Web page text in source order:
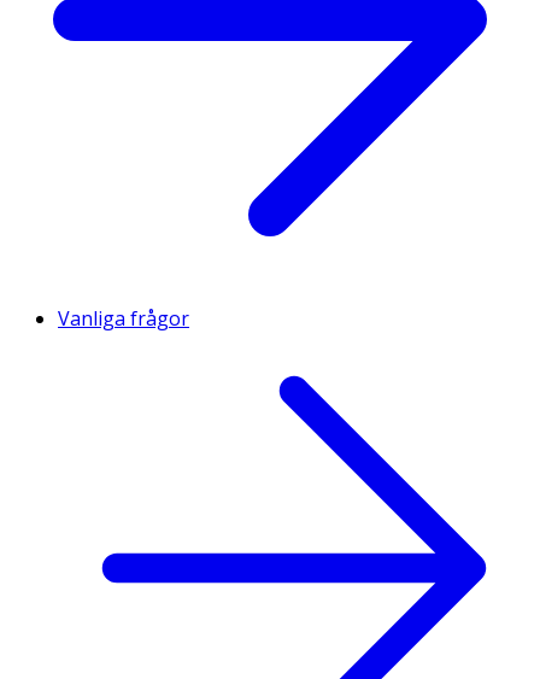
Vanliga frågor